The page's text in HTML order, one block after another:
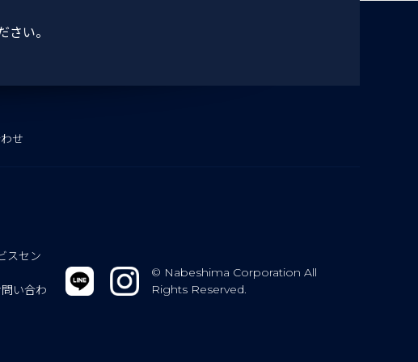
い。
せ
スセン
い合わ
© Nabeshima Corporation All
Rights Reserved.